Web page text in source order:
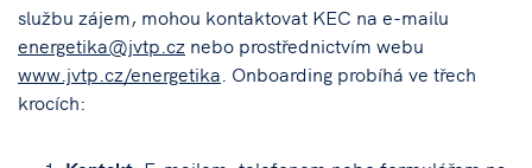
službu zájem, mohou kontaktovat KEC na e-mailu
energetika@jvtp.cz nebo prostřednictvím webu
www.jvtp.cz/energetika . Onboarding probíhá ve třech
krocích: